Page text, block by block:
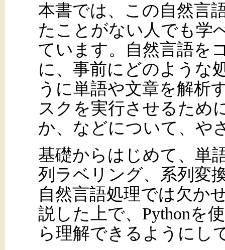
本書では、この自然言
たことがない人でも学
ています。自然言語を
に、事前にどのような
うに単語や文章を解析
スクを実行させるため
か、などについて、や
基礎からはじめて、単
列ラベリング、系列変
自然言語処理では欠か
説した上で、Pythonを
ら理解できるようにし